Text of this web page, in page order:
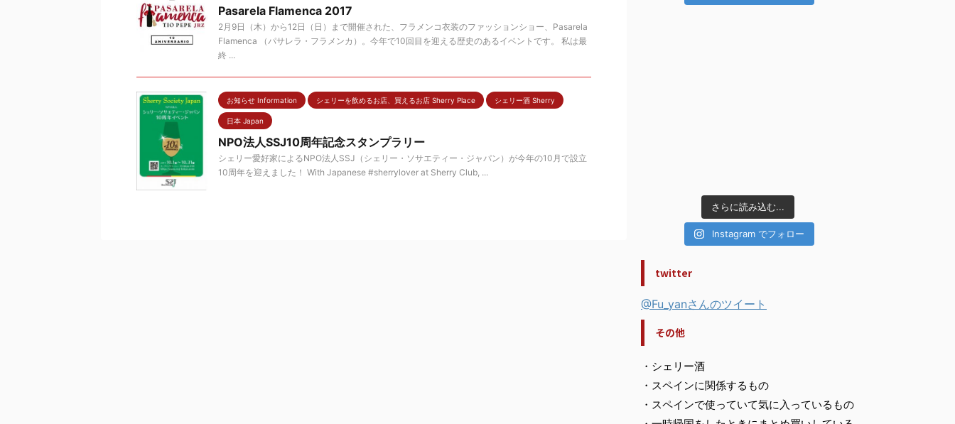
Pasarela Flamenca 2017
2月9日（木）から12日（日）まで開催された、フラメンコ衣装のファッションショー、Pasarela
Flamenca （パサレラ・フラメンカ）。今年で10回目を迎える歴史のあるイベントです。 私は最
終 ...
お知らせ Information シェリーを飲めるお店、買えるお店 Sherry Place シェリー酒 Sherry
日本 Japan
NPO法人SSJ10周年記念スタンプラリー
シェリー愛好家によるNPO法人SSJ（シェリー・ソサエティー・ジャパン）が今年の10月で設立
10周年を迎えました！ With Japanese #sherrylover at Sherry Club, ...
さらに読み込む...
Instagram でフォロー
twitter
@Fu_yanさんのツイート
その他
・シェリー酒
・スペインに関係するもの
・スペインで使っていて気に入っているもの